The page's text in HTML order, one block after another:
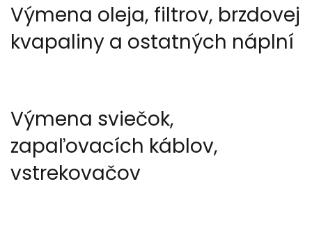
Výmena oleja, filtrov, brzdovej
kvapaliny a ostatných náplní
Výmena sviečok,
zapaľovacích káblov,
vstrekovačov